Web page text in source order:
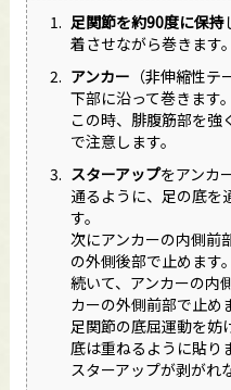
足関節を約90度に保持
着させながら巻きます。
アンカー （非伸縮性
下部に沿って巻きます。
この時、腓腹筋部を強
で注意します。
スターアップをアンカ
通るように、足の底を
す。
次にアンカーの内側前
の外側後部で止めます。
続いて、アンカーの内
カーの外側前部で止め
足関節の底屈運動を妨
底は重ねるように貼り
スターアップが剥がれ